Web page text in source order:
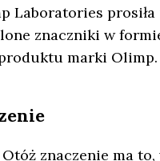
Laboratories
znaczniki w
marki
znaczenie ma